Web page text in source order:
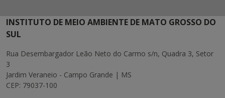
INSTITUTO DE MEIO AMBIENTE DE MATO GROSSO DO
SUL
Rua Desembargador Leão Neto do Carmo s/n, Quadra 3, Setor
3
Jardim Veraneio - Campo Grande | MS
CEP: 79037-100